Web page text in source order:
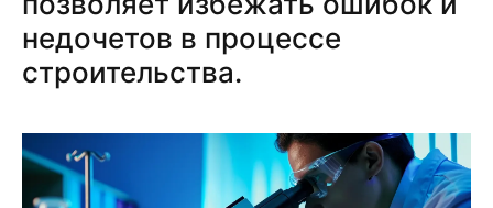
недочетов в процессе
строительства.